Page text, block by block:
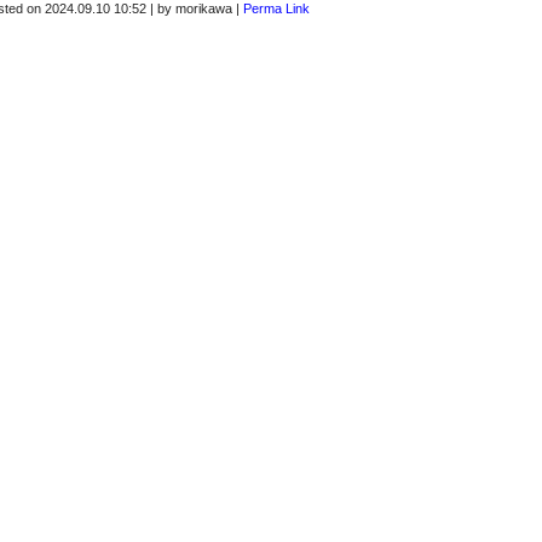
on 2024.09.10 10:52| by morikawa| Perma Link